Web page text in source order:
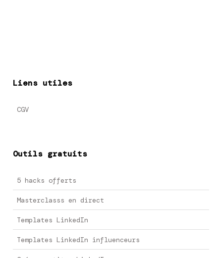
Liens utiles
CGV
Outils gratuits
5 hacks offerts
Masterclasss en direct
Templates LinkedIn
Templates LinkedIn influenceurs